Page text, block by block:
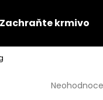
Zachraňte krmivo
Průměrné